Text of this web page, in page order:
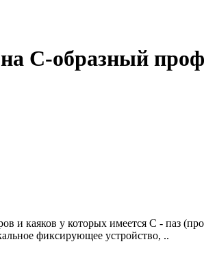
С-образный
и каяков у которых имеется С - паз
фиксирующее устройство, ..